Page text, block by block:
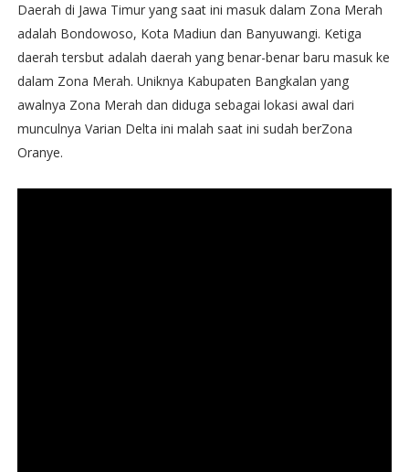
Daerah di Jawa Timur yang saat ini masuk dalam Zona Merah
adalah Bondowoso, Kota Madiun dan Banyuwangi. Ketiga
daerah tersbut adalah daerah yang benar-benar baru masuk ke
dalam Zona Merah. Uniknya Kabupaten Bangkalan yang
awalnya Zona Merah dan diduga sebagai lokasi awal dari
munculnya Varian Delta ini malah saat ini sudah berZona
Oranye.